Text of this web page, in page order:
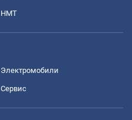
НМТ
Электромобили
Сервис